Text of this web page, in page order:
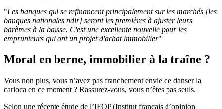
"Les banques qui se refinancent principalement sur les marchés [les
banques nationales ndlr] seront les premières à ajuster leurs
barèmes à la baisse. C'est une excellente nouvelle pour les
emprunteurs qui ont un projet d'achat immobilier"
Moral en berne, immobilier à la traîne ?
Vous non plus, vous n’avez pas franchement envie de danser la
carioca en ce moment ? Rassurez-vous, vous n’êtes pas seuls.
Selon une récente étude de l’IFOP (Institut français d’opinion